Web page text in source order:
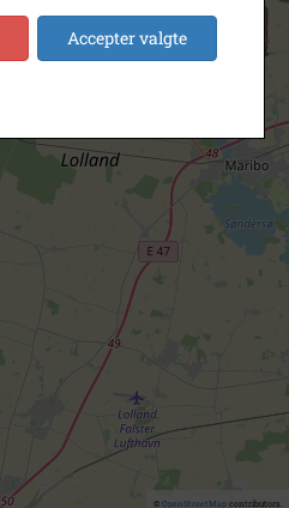
© OpenStreetMapcontributors.
Accepter valgte